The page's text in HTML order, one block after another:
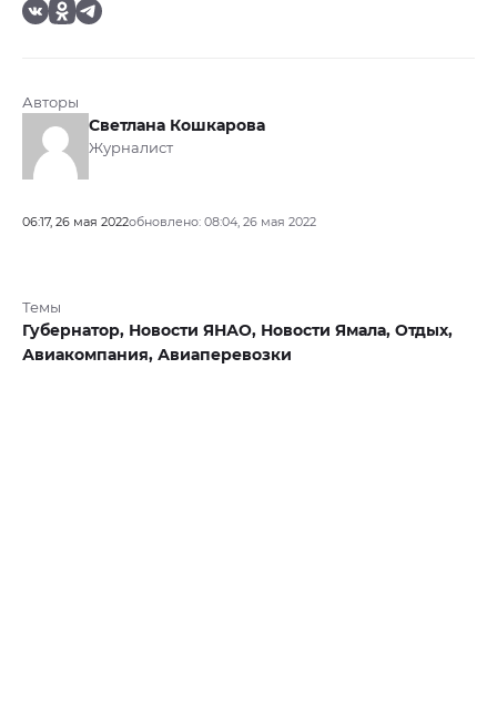
Авторы
Светлана Кошкарова
Журналист
06:17, 26 мая 2022обновлено: 08:04, 26 мая 2022
Темы
Губернатор, Новости ЯНАО, Новости Ямала, Отдых,
Авиакомпания, Авиаперевозки